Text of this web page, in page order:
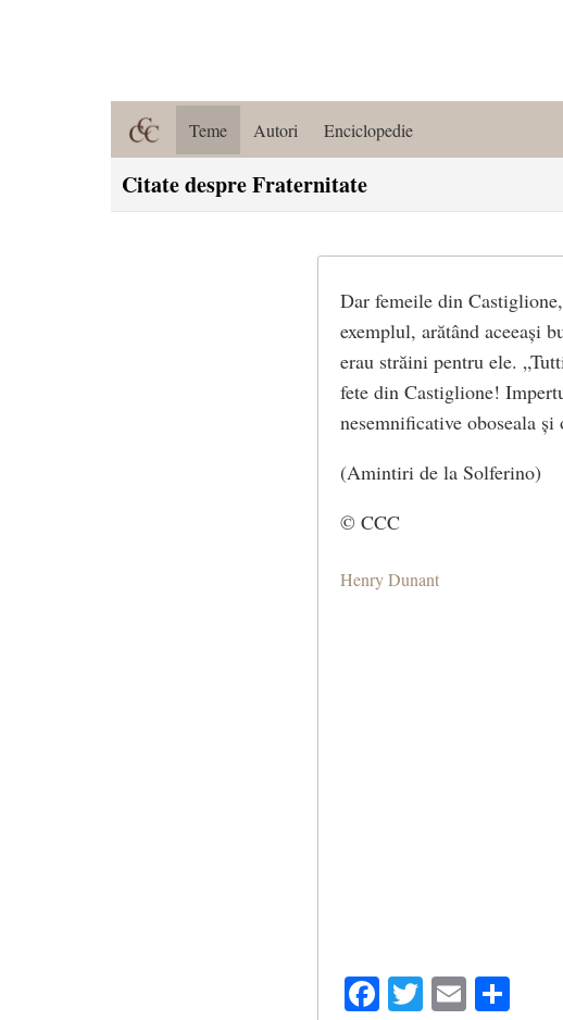
Teme Autori Enciclopedie
Citate despre Fraternitate
Dar femeile din
exemplul, arătând aceeași
erau străini pentru ele.
fete din Castiglione!
nesemnificative oboseala
(Amintiri de la Solferino)
© CCC
Henry Dunant
Facebook
Twitter
Email